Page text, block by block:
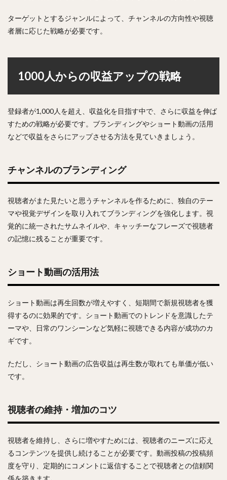
ターゲットとするジャンルによって、チャンネルの方向性や視聴
者層に応じた戦略が必要です。
1000人からの収益アップの戦略
登録者が1,000人を超え、収益化を目指す中で、さらに収益を伸ば
すための戦略が必要です。ブランディングやショート動画の活用
などで収益をさらにアップさせる方法を見ていきましょう。
チャンネルのブランディング
視聴者がまた見たいと思うチャンネルを作るために、独自のテー
マや視覚デザインを取り入れてブランディングを強化します。視
覚的に統一されたサムネイルや、キャッチーなフレーズで視聴者
の記憶に残ることが重要です。
ショート動画の活用法
ショート動画は再生回数が増えやすく、短期間で新規視聴者を獲
得するのに効果的です。ショート動画でのトレンドを意識したテ
ーマや、日常のワンシーンなど気軽に視聴できる内容が成功のカ
ギです。
ただし、ショート動画の広告収益は再生数が取れても単価が低い
です。
視聴者の維持・増加のコツ
視聴者を維持し、さらに増やすためには、視聴者のニーズに応え
るコンテンツを提供し続けることが必要です。動画投稿の投稿頻
度を守り、定期的にコメントに返信することで視聴者との信頼関
係を築きます。